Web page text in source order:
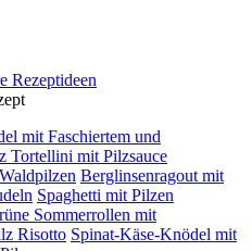
Rezeptideen
mit Faschiertem und
Tortellini mit Pilzsauce
Berglinsenragout mit
Spaghetti mit Pilzen
Sommerrollen mit
Risotto Spinat-Käse-Knödel mit